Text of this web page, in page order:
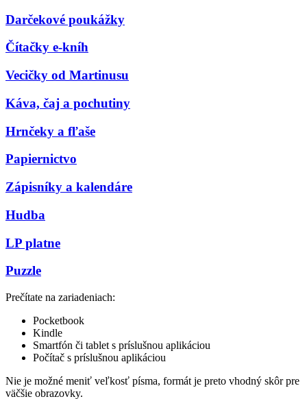
Darčekové poukážky
Čítačky e-kníh
Vecičky od Martinusu
Káva, čaj a pochutiny
Hrnčeky a fľaše
Papiernictvo
Zápisníky a kalendáre
Hudba
LP platne
Puzzle
Prečítate na zariadeniach:
Pocketbook
Kindle
Smartfón či tablet s príslušnou aplikáciou
Počítač s príslušnou aplikáciou
Nie je možné meniť veľkosť písma, formát je preto vhodný skôr pre
väčšie obrazovky.